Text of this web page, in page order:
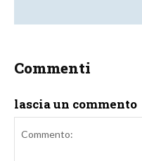
Commenti
lascia un commento